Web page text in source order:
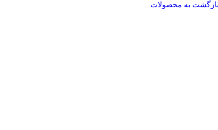
به محصولات